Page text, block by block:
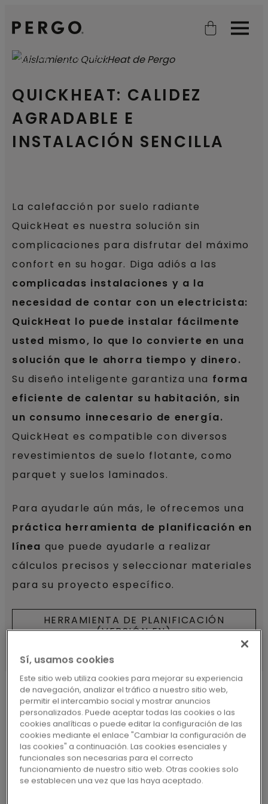
Open searchOpen
QUICKHEAT: CALIDEZ
AGRADABLE E
INSTALACIÓN SENCILLA
HOGAR QUICKHEAT
La calefacción por suelo radiante
QuickHeat es nuestra solución sin
complicaciones para disfrutar del máximo
confort en su hogar. Diga adiós a las
complicadas instalaciones y a la
necesidad de contar con un electricista:
QuickHeat lo puede instalar fácilmente
usted mismo, lo que lo convierte en una
solución que le ahorra tiempo y dinero.
Su diseño inteligente garantiza una forma
eficiente de calentar su habitación, sin
un consumo innecesario de energía.
QuickHeat es compatible con diversos
revestimientos de suelo flotante, como
parquet y suelos laminados.
Para ayudarle aún más, le ofrecemos una
práctica herramienta de planificación en
línea que puede ayudarle a realizar
cálculos precisos y seleccionar materiales
para su proyecto específico.
HERRAMIENTA DE PLANIFICACIÓN
(VERSIÓN EN)
¿POR QUÉ LA CALEFACCIÓN
POR SUELO RADIANTE
QUICKHEAT ES LA OPCIÓN
PERFECTA?
Sí, usamos cookies
Este sitio web utiliza cookies para mejorar su experiencia
de navegación, analizar el tráfico a nuestro sitio web,
permitir el intercambio social y mostrar anuncios
personalizados. Puede aceptar todas las cookies o las
cookies analíticas o puede editar la configuración de las
cookies mediante el enlace "Cambiar la configuración de
las cookies" a continuación. Las cookies esenciales y
funcionales son necesarias para el correcto
funcionamiento de nuestro sitio web. Otras cookies solo
se establecen una vez que las haya aceptado.